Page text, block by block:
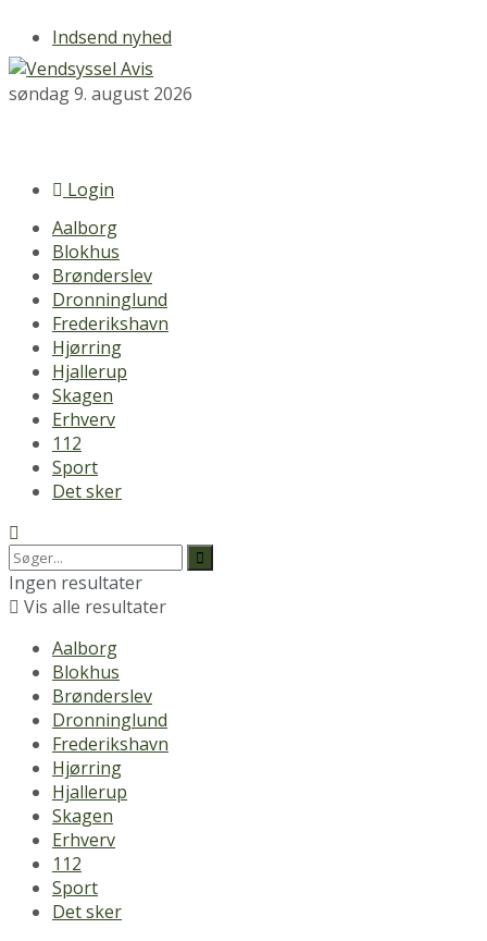
Indsend nyhed
søndag 9. august 2026
Login
Aalborg
Blokhus
Brønderslev
Dronninglund
Frederikshavn
Hjørring
Hjallerup
Skagen
Erhverv
112
Sport
Det sker
Ingen resultater
Vis alle resultater
Aalborg
Blokhus
Brønderslev
Dronninglund
Frederikshavn
Hjørring
Hjallerup
Skagen
Erhverv
112
Sport
Det sker